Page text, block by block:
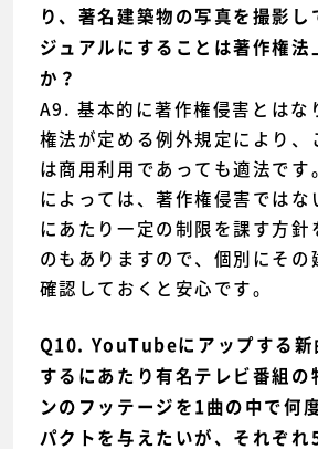
り、著名建築物の写真を撮影し
ジュアルにすることは著作権法
か？
A9. 基本的に著作権侵害とはな
権法が定める例外規定により、
は商用利用であっても適法です
によっては、著作権侵害ではな
にあたり一定の制限を課す方針
のもありますので、個別にその
確認しておくと安心です。
Q10. YouTubeにアップする新
するにあたり有名テレビ番組の
ンのフッテージを1曲の中で何
パクトを与えたいが、それぞれ